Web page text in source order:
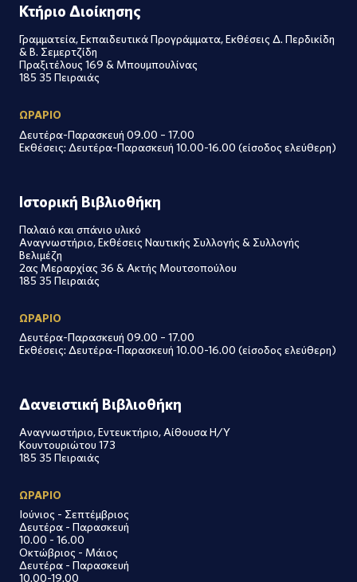
Κτήριο Διοίκησης
Γραμματεία, Εκπαιδευτικά Προγράμματα, Εκθέσεις Δ. Περδικίδη
& Β. Σεμερτζίδη
Πραξιτέλους 169 & Μπουμπουλίνας
185 35 Πειραιάς
ΩΡΑΡΙΟ
Δευτέρα-Παρασκευή 09.00 – 17.00
Εκθέσεις: Δευτέρα-Παρασκευή 10.00-16.00 (είσοδος ελεύθερη)
Ιστορική Βιβλιοθήκη
Παλαιό και σπάνιο υλικό
Αναγνωστήριο, Εκθέσεις Ναυτικής Συλλογής & Συλλογής
Βελιμέζη
2ας Μεραρχίας 36 & Ακτής Μουτσοπούλου
185 35 Πειραιάς
ΩΡΑΡΙΟ
Δευτέρα-Παρασκευή 09.00 – 17.00
Εκθέσεις: Δευτέρα-Παρασκευή 10.00-16.00 (είσοδος ελεύθερη)
Δανειστική Βιβλιοθήκη
Αναγνωστήριο, Εντευκτήριο, Αίθουσα Η/Υ
Κουντουριώτου 173
185 35 Πειραιάς
ΩΡΑΡΙΟ
Ιούνιος - Σεπτέμβριος
Δευτέρα - Παρασκευή
10.00 - 16.00
Οκτώβριος - Μάιος
Δευτέρα - Παρασκευή
10.00-19.00